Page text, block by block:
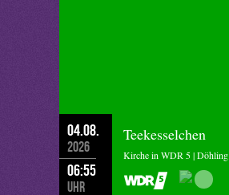
04.08.
2026
06:55
Uhr
Teekesselchen
Kirche in WDR 5 | Döhling